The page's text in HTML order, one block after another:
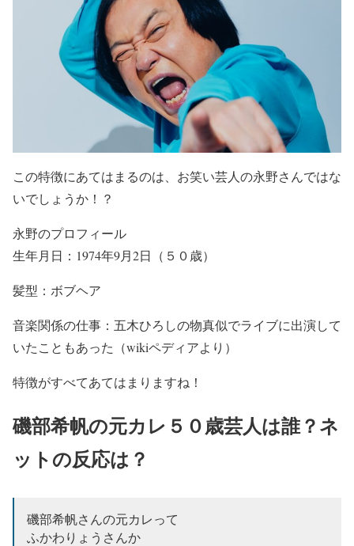
この特徴にあてはまるのは、お笑い芸人の永野さんではな
いでしょうか！？
永野のプロフィール
生年月日：1974年9月2日（５０歳）
髪型：ボブヘア
音楽関係の仕事：五木ひろしの物真似でライブに出演して
いたこともあった（wikiペディアより）
特徴がすべてあてはまりますね！
磯部希帆の元カレ５０歳芸人は誰？ネ
ットの反応は？
磯部希帆さんの元カレって
ふかわりょうさんか